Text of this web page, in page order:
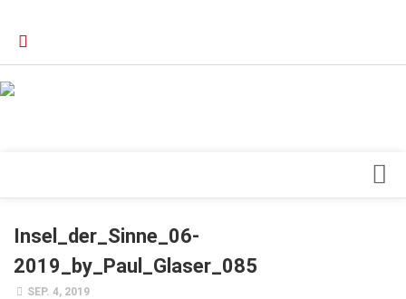
Forschung
Herz & Kreislauf
Insel_der_Sinne_06-
2019_by_Paul_Glaser_085
SEP. 4, 2019